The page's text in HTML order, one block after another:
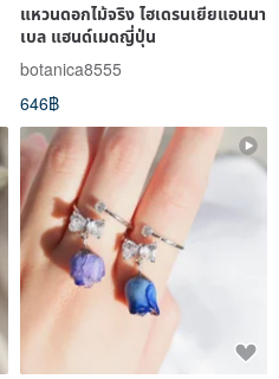
แหวนดอกไม้จริง ไฮเดรนเยียแอนนา
เบล แฮนด์เมดญี่ปุ่น
botanica8555
646฿